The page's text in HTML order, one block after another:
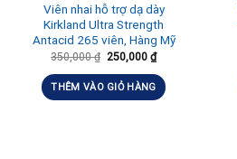
Viên nhai hỗ trợ dạ dày
Kirkland Ultra Strength
Antacid 265 viên, Hàng Mỹ
350,000₫ 250,000 ₫
THÊM VÀO GIỎ HÀNG